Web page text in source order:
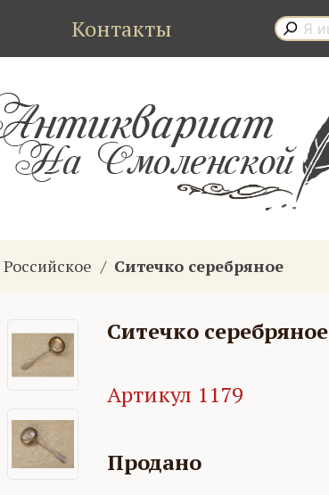
Контакты
Ситечко серебряное
Ситечко серебряное
Артикул 1179
Продано